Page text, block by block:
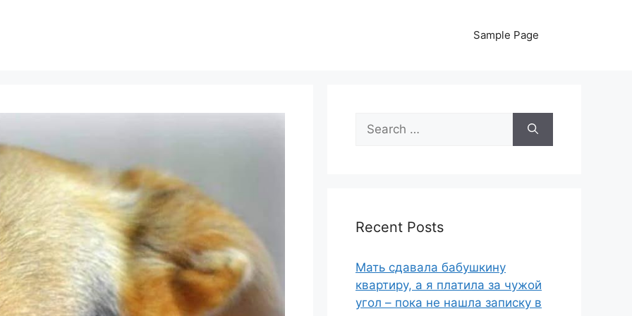
Sample Page
Search
for:
Recent Posts
Мать сдавала бабушкину
квартиру, а я платила за чужой
угол – пока не нашла записку в